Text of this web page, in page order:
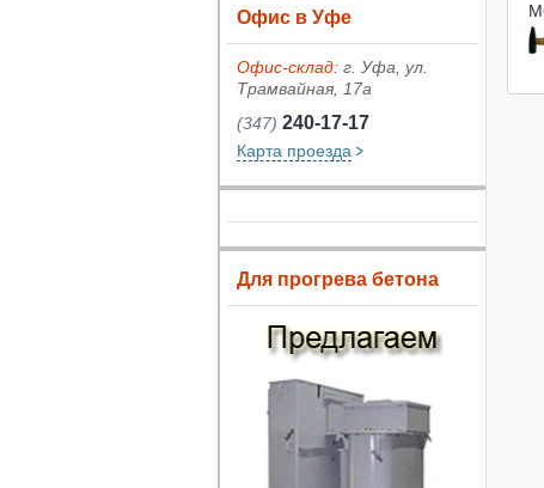
Офис в Уфе
Офис-склад: г. Уфа, ул.
Трамвайная, 17а
(347) 240-17-17
Карта проезда
Для прогрева бетона